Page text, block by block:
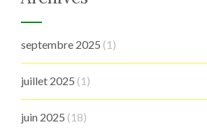
septembre 2025 (1)
juillet 2025 (1)
juin 2025 (18)